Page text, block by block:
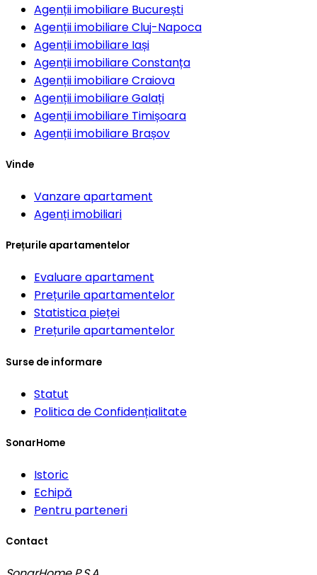
Agenții imobiliare București
Agenții imobiliareCluj-Napoca
Agenții imobiliare Iași
Agenții imobiliareConstanța
Agenții imobiliareCraiova
Agenții imobiliareGalați
Agenții imobiliare Timișoara
Agenții imobiliare Brașov
Vinde
Vanzare apartament
Agenți imobiliari
Prețurile apartamentelor
Evaluare apartament
Prețurile apartamentelor
Statistica pieței
Prețurile apartamentelor
Surse de informare
Statut
Politica de Confidențialitate
SonarHome
Istoric
Echipă
Pentru parteneri
Contact